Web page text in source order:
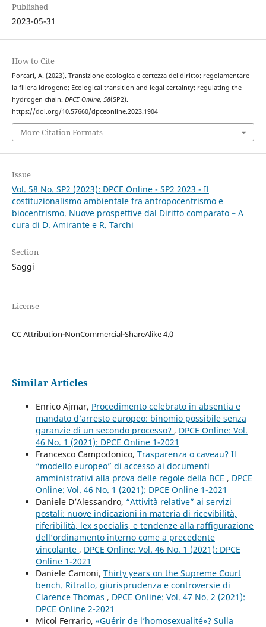
Published
2023-05-31
How to Cite
Porcari, A. (2023). Transizione ecologica e certezza del diritto: regolamentare
la filiera idrogeno: Ecological transition and legal certainty: regulating the
hydrogen chain. DPCE Online, 58(SP2).
https://doi.org/10.57660/dpceonline.2023.1904
More Citation Formats
Issue
Vol. 58 No. SP2 (2023): DPCE Online - SP2 2023 - Il
costituzionalismo ambientale fra antropocentrismo e
biocentrismo. Nuove prospettive dal Diritto comparato – A
cura di D. Amirante e R. Tarchi
Section
Saggi
License
CC Attribution-NonCommercial-ShareAlike 4.0
Similar Articles
Enrico Ajmar, Procedimento celebrato in absentia e
mandato d’arresto europeo: binomio possibile senza
garanzie di un secondo processo? , DPCE Online: Vol.
46 No. 1 (2021): DPCE Online 1-2021
Francesco Campodonico, Trasparenza o caveau? Il
“modello europeo” di accesso ai documenti
amministrativi alla prova delle regole della BCE , DPCE
Online: Vol. 46 No. 1 (2021): DPCE Online 1-2021
Daniele D’Alessandro, “Attività relative” ai servizi
postali: nuove indicazioni in materia di ricevibilità,
riferibilità, lex specialis, e tendenze alla raffigurazione
dell’ordinamento interno come a precedente
vincolante , DPCE Online: Vol. 46 No. 1 (2021): DPCE
Online 1-2021
Daniele Camoni, Thirty years on the Supreme Court
bench. Ritratto, giurisprudenza e controversie di
Clarence Thomas , DPCE Online: Vol. 47 No. 2 (2021):
DPCE Online 2-2021
Micol Ferrario, «Guérir de l’homosexualité»? Sulla